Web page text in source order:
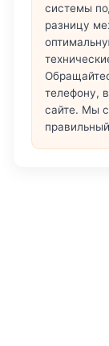
системы
разницу
телефону,
сайте. Мы